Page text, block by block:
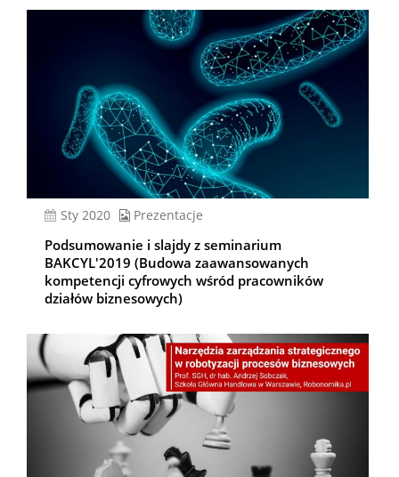
sty 2020 Prezentacje
Podsumowanie i slajdy z seminarium
BAKCYL'2019 (Budowa zaawansowanych
kompetencji cyfrowych wśród pracowników
działów biznesowych)